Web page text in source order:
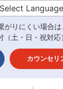
がりにくい場合
（土・日・祝対
カウンセリ